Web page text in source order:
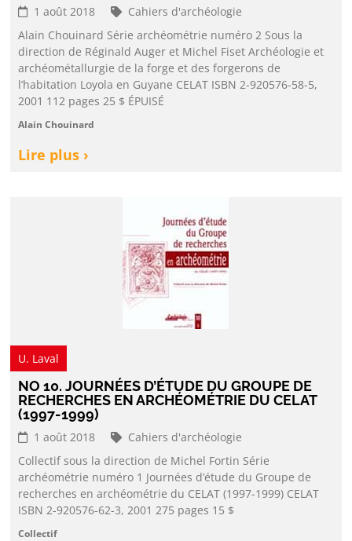
1 août 2018
Cahiers d'archéologie
Alain Chouinard Série archéométrie numéro 2 Sous la
direction de Réginald Auger et Michel Fiset Archéologie et
archéométallurgie de la forge et des forgerons de
l’habitation Loyola en Guyane CELAT ISBN 2-920576-58-5,
2001 112 pages 25 $ ÉPUISÉ
Alain Chouinard
Lire plus ›
U. Laval
NO 10. JOURNÉES D’ÉTUDE DU GROUPE DE
RECHERCHES EN ARCHÉOMÉTRIE DU CELAT
(1997-1999)
1 août 2018
Cahiers d'archéologie
Collectif sous la direction de Michel Fortin Série
archéométrie numéro 1 Journées d’étude du Groupe de
recherches en archéométrie du CELAT (1997-1999) CELAT
ISBN 2-920576-62-3, 2001 275 pages 15 $
Collectif